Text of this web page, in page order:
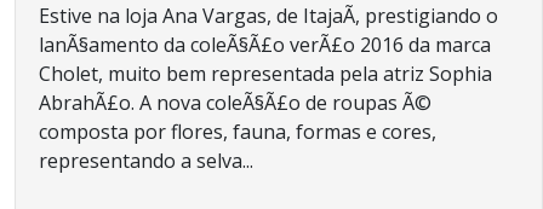
Estive na loja Ana Vargas, de ItajaÃ­, prestigiando o
lanÃ§amento da coleÃ§Ã£o verÃ£o 2016 da marca
Cholet, muito bem representada pela atriz Sophia
AbrahÃ£o. A nova coleÃ§Ã£o de roupas Ã©
composta por flores, fauna, formas e cores,
representando a selva...